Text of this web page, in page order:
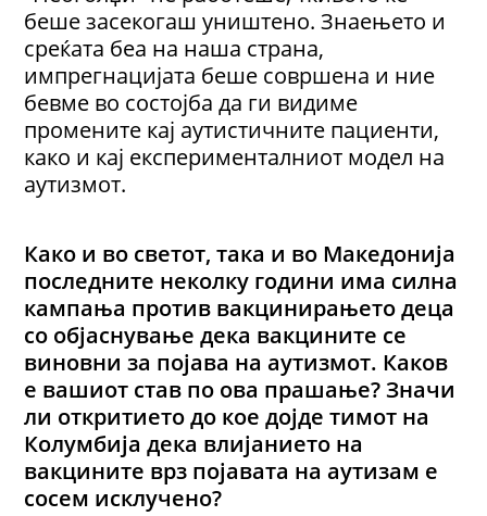
беше засекогаш уништено. Знаењето и
среќата беа на наша страна,
импрегнацијата беше совршена и ние
бевме во состојба да ги видиме
промените кај аутистичните пациенти,
како и кај експерименталниот модел на
аутизмот.
Како и во светот, така и во Македонија
последните неколку години има силна
кампања против вакцинирањето деца
со објаснување дека вакцините се
виновни за појава на аутизмот. Каков
е вашиот став по ова прашање? Значи
ли откритието до кое дојде тимот на
Колумбија дека влијанието на
вакцините врз појавата на аутизам е
сосем исклучено?